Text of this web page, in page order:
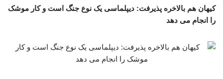
کیهان هم بالاخره پذیرفت: دیپلماسی یک نوع جنگ است و کار موشک
را انجام می دهد